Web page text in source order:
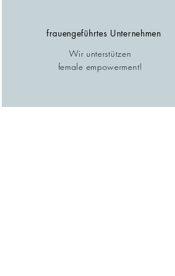
frauengeführtes Unternehmen
Wir unterstützen
female empowerment!